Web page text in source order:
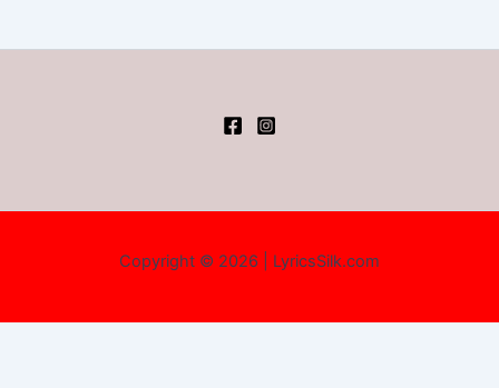
Copyright © 2026 | LyricsSilk.com